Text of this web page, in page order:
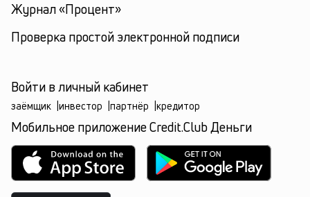
Журнал «Процент»
Проверка простой электронной подписи
Войти в личный кабинет
заёмщик инвестор партнёр кредитор
Мобильное приложение Credit.Club Деньги